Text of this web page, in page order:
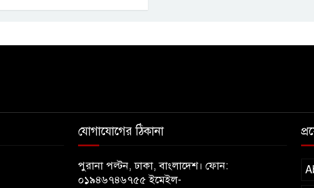
যোগাযোগের ঠিকানা
পুরানা পল্টন, ঢাকা, বাংলাদেশ। ফোন:
০১৯৪৬৭৪৬৭৫৫ ইমেইল-